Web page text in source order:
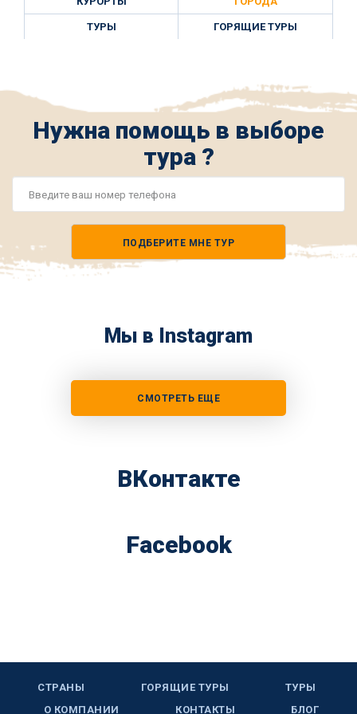
ТУРЫ ГОРЯЩИЕ ТУРЫ
Нужна помощь в выборе
тура ?
ПОДБЕРИТЕ МНЕ ТУР
Мы в Instagram
СМОТРЕТЬ ЕЩЕ
ВКонтакте
Facebook
СТРАНЫ ГОРЯЩИЕ ТУРЫ
ТУРЫ
О КОМПАНИИ
КОНТАКТЫ БЛОГ